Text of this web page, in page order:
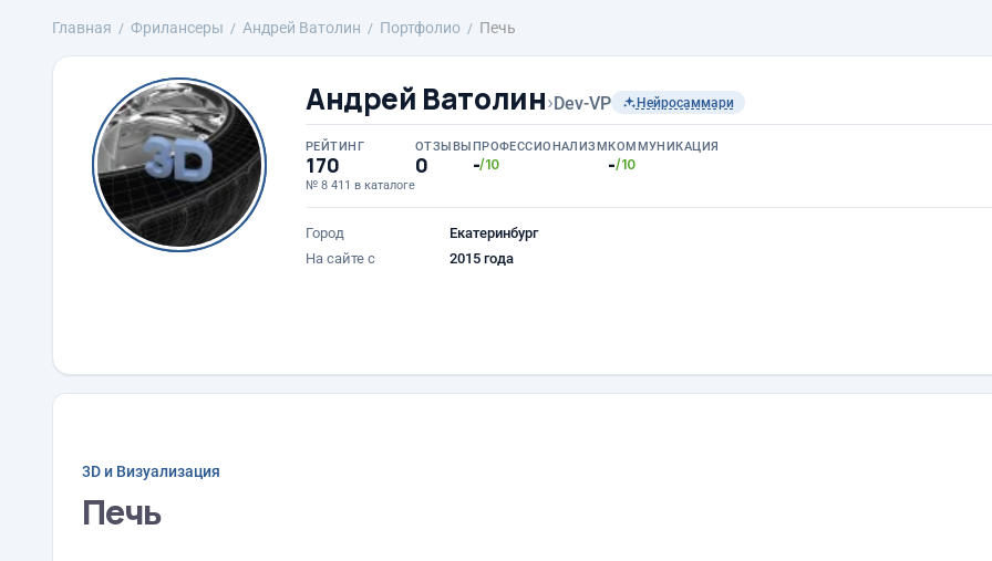
Главная Фрилансеры Андрей Ватолин Портфолио Печь
Андрей Ватолин›Dev-VP Нейросаммари
РЕЙТИНГ
170
№ 8 411 в каталоге
ОТЗЫВЫ
0
ПРОФЕССИОНАЛИЗМ
-/10
КОММУНИКАЦИЯ
-/10
Город
Екатеринбург
На сайте с
2015 года
3D и Визуализация
Печь